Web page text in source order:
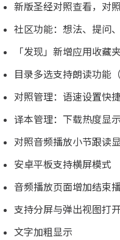
新版圣经对照查看，对
社区功能：想法、提问
「发现」新增应用收藏
目录多选支持朗读功能
对照管理：语速设置快
译本管理：下载热度显
对照音频播放小节跟读
安卓平板支持横屏模式
音频播放页面增加结束
支持分屏与弹出视图打
文字加粗显示